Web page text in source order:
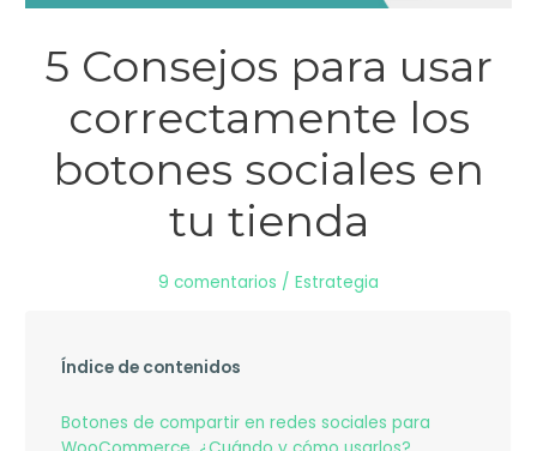
5 Consejos para usar
correctamente los
botones sociales en
tu tienda
9 comentarios / Estrategia
Índice de contenidos
Botones de compartir en redes sociales para